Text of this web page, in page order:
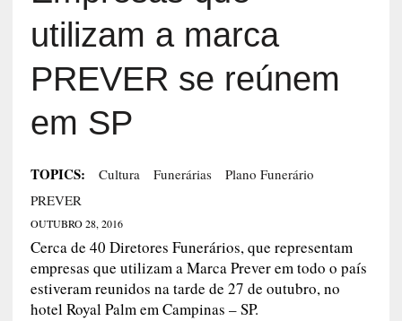
utilizam a marca
PREVER se reúnem
em SP
TOPICS: Cultura Funerárias
Plano Funerário
PREVER
OUTUBRO 28, 2016
Cerca de 40 Diretores Funerários, que representam
empresas que utilizam a Marca Prever em todo o país
estiveram reunidos na tarde de 27 de outubro, no
hotel Royal Palm em Campinas – SP.